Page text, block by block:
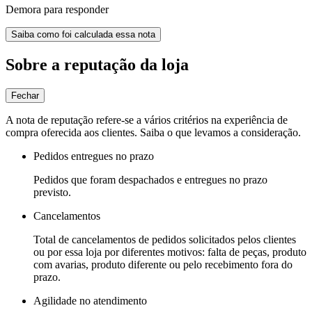
Demora para responder
Saiba como foi calculada essa nota
Sobre a reputação da loja
Fechar
A nota de reputação refere-se a vários critérios na experiência de
compra oferecida aos clientes. Saiba o que levamos a consideração.
Pedidos entregues no prazo
Pedidos que foram despachados e entregues no prazo
previsto.
Cancelamentos
Total de cancelamentos de pedidos solicitados pelos clientes
ou por essa loja por diferentes motivos: falta de peças, produto
com avarias, produto diferente ou pelo recebimento fora do
prazo.
Agilidade no atendimento